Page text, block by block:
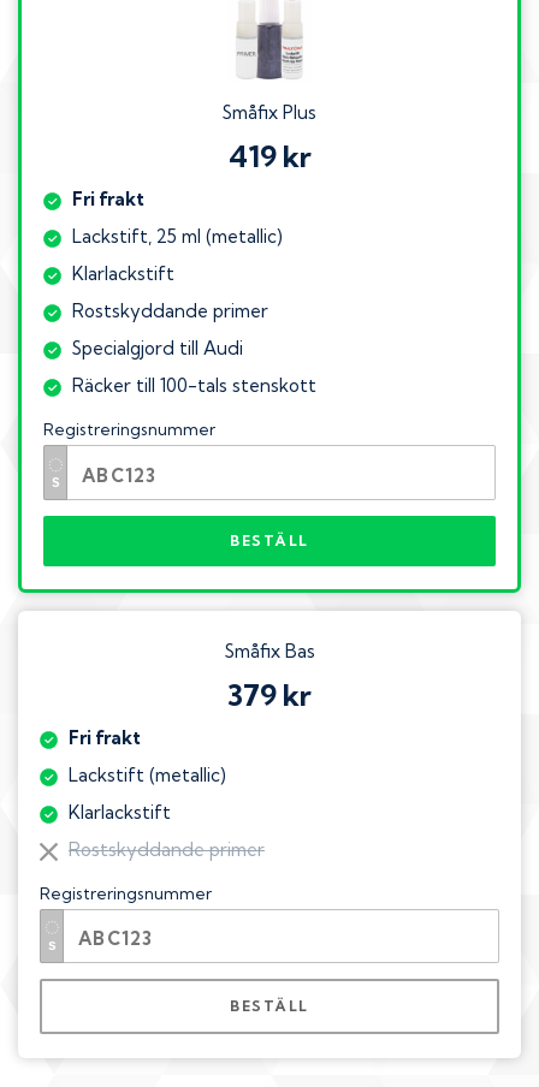
Småfix Plus
419 kr
Fri frakt
Lackstift, 25 ml (metallic)
Klarlackstift
Rostskyddande primer
Specialgjord till Audi
Räcker till 100-tals stenskott
Registreringsnummer
BESTÄLL
Småfix Bas
379 kr
Fri frakt
Lackstift (metallic)
Klarlackstift
Rostskyddande primer
Registreringsnummer
BESTÄLL